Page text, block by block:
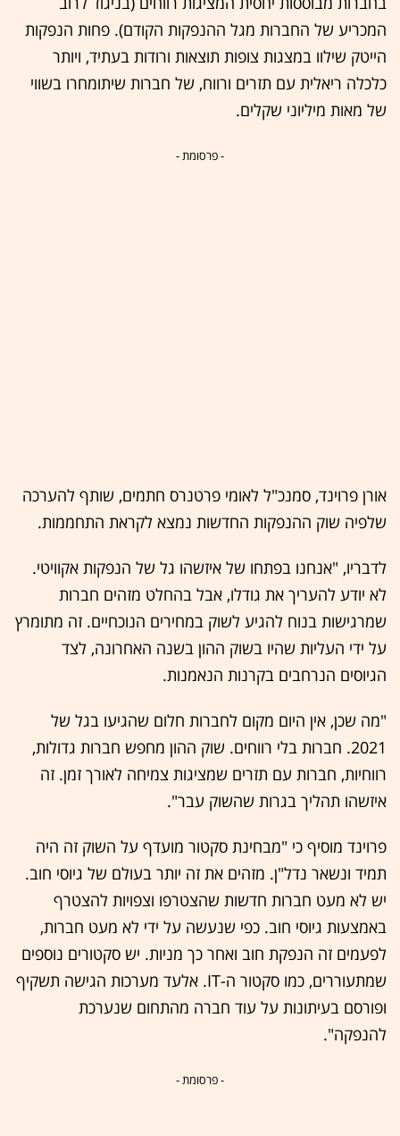
המכריע של החברות מגל ההנפקות הקודם). פחות הנפקות
הייטק שילוו במצגות צופות תוצאות ורודות בעתיד, ויותר
כלכלה ריאלית עם תזרים ורווח, של חברות שיתומחרו בשווי
של מאות מיליוני שקלים.
- פרסומת -
אורן פרוינד, סמנכ"ל לאומי פרטנרס חתמים, שותף להערכה
שלפיה שוק ההנפקות החדשות נמצא לקראת התחממות.
לדבריו, "אנחנו בפתחו של איזשהו גל של הנפקות אקוויטי.
לא יודע להעריך את גודלו, אבל בהחלט מזהים חברות
שמרגישות בנוח להגיע לשוק במחירים הנוכחיים. זה מתומרץ
על ידי העליות שהיו בשוק ההון בשנה האחרונה, לצד
הגיוסים הנרחבים בקרנות הנאמנות.
"מה שכן, אין היום מקום לחברות חלום שהגיעו בגל של
2021. חברות בלי רווחים. שוק ההון מחפש חברות גדולות,
רווחיות, חברות עם תזרים שמציגות צמיחה לאורך זמן. זה
איזשהו תהליך בגרות שהשוק עבר".
פרוינד מוסיף כי "מבחינת סקטור מועדף על השוק זה היה
תמיד ונשאר נדל"ן. מזהים את זה יותר בעולם של גיוסי חוב.
יש לא מעט חברות חדשות שהצטרפו וצפויות להצטרף
באמצעות גיוסי חוב. כפי שנעשה על ידי לא מעט חברות,
לפעמים זה הנפקת חוב ואחר כך מניות. יש סקטורים נוספים
שמתעוררים, כמו סקטור ה-IT. אלעד מערכות הגישה תשקיף
ופורסם בעיתונות על עוד חברה מהתחום שנערכת
להנפקה".
- פרסומת -